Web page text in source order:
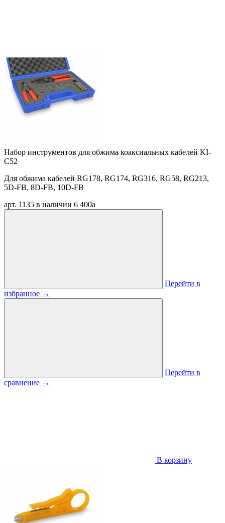
Набор инструментов для обжима коаксиальных кабелей KI-
C52
Для обжима кабелей RG178, RG174, RG316, RG58, RG213,
5D-FB, 8D-FB, 10D-FB
арт. 1135 в наличии 6 400a
Перейти в
избранное →
Перейти в
сравнение →
В корзину